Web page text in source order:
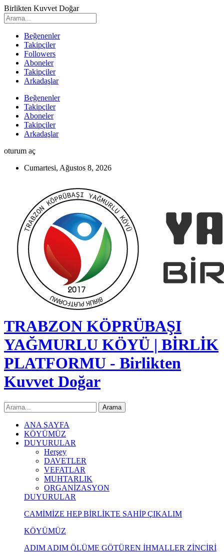
Birlikten Kuvvet Doğar
Beğenenler
Takipçiler
Followers
Aboneler
Takipçiler
Arkadaşlar
Beğenenler
Takipçiler
Aboneler
Takipçiler
Arkadaşlar
oturum aç
Cumartesi, Ağustos 8, 2026
TRABZON KÖPRÜBAŞI
YAĞMURLU KÖYÜ | BİRLİK
PLATFORMU - Birlikten
Kuvvet Doğar
ANA SAYFA
KÖYÜMÜZ
DUYURULAR
Herşey
DAVETLER
VEFATLAR
MUHTARLIK
ORGANİZASYON
DUYURULAR
CAMİMİZE HEP BİRLİKTE SAHİP ÇIKALIM
KÖYÜMÜZ
ADIM ADIM ÖLÜME GÖTÜREN İHMALLER ZİNCİRİ